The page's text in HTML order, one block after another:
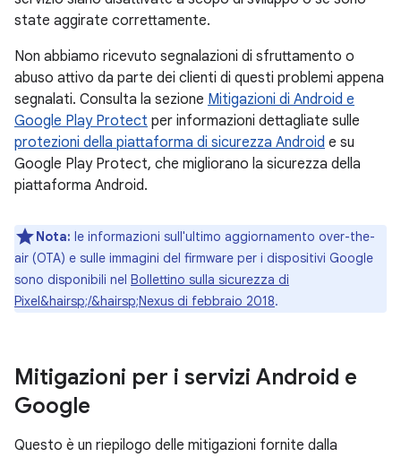
state aggirate correttamente.
Non abbiamo ricevuto segnalazioni di sfruttamento o
abuso attivo da parte dei clienti di questi problemi appena
segnalati. Consulta la sezione Mitigazioni di Android e
Google Play Protect per informazioni dettagliate sulle
protezioni della piattaforma di sicurezza Android e su
Google Play Protect, che migliorano la sicurezza della
piattaforma Android.
Nota: le informazioni sull'ultimo aggiornamento over-the-
air (OTA) e sulle immagini del firmware per i dispositivi Google
sono disponibili nel Bollettino sulla sicurezza di
Pixel&hairsp;/&hairsp;Nexus di febbraio 2018.
Mitigazioni per i servizi Android e
Google
Questo è un riepilogo delle mitigazioni fornite dalla